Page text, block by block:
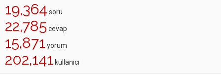
19,364 soru
22,785 cevap
15,871 yorum
202,141 kullanıcı